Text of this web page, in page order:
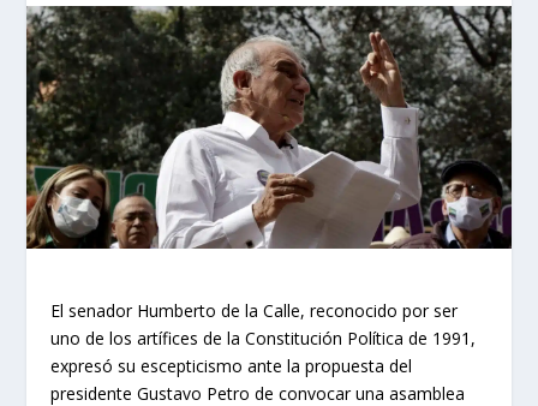
El senador Humberto de la Calle, reconocido por ser
uno de los artífices de la Constitución Política de 1991,
expresó su escepticismo ante la propuesta del
presidente Gustavo Petro de convocar una asamblea